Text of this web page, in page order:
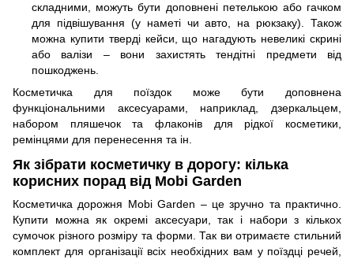
складними, можуть бути доповнені петелькою або гачком
для підвішування (у наметі чи авто, на рюкзаку). Також
можна купити тверді кейси, що нагадують невеликі скрині
або валізи – вони захистять тендітні предмети від
пошкоджень.
Косметичка для поїздок може бути доповнена
функціональними аксесуарами, наприклад, дзеркальцем,
набором пляшечок та флаконів для рідкої косметики,
ремінцями для перенесення та ін.
Як зібрати косметичку в дорогу: кілька
корисних порад від Mobi Garden
Косметичка дорожня Mobi Garden – це зручно та практично.
Купити можна як окремі аксесуари, так і набори з кількох
сумочок різного розміру та форми. Так ви отримаєте стильний
комплект для організації всіх необхідних вам у поїздці речей,